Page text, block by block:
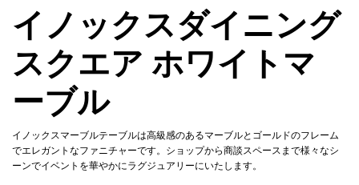
イノックスダイニング
スクエア ホワイトマ
ーブル
イノックスマーブルテーブルは高級感のあるマーブルとゴールドのフレーム
でエレガントなファニチャーです。ショップから商談スペースまで様々なシ
ーンでイベントを華やかにラグジュアリーにいたします。